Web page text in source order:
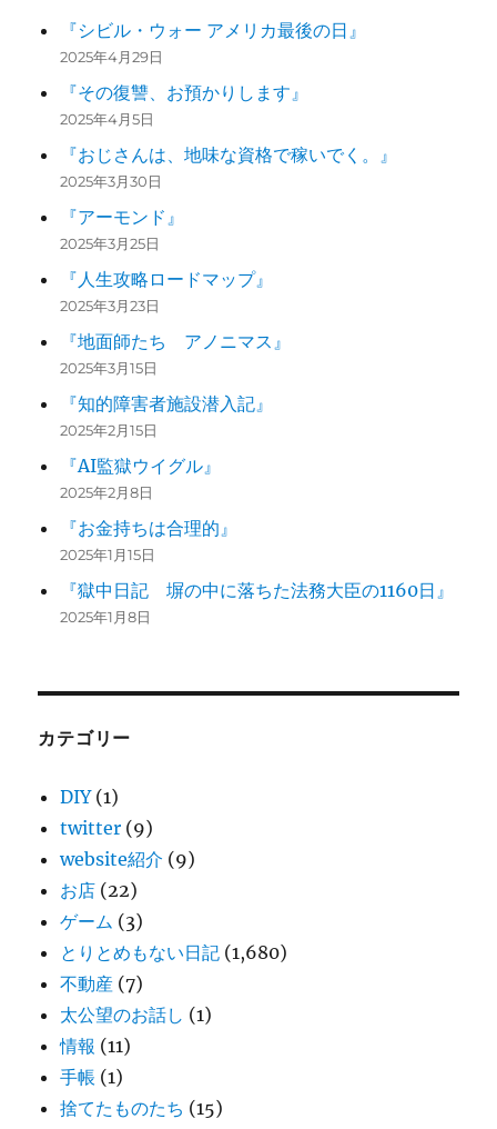
『シビル・ウォー アメリカ最後の日』
2025年4月29日
『その復讐、お預かりします』
2025年4月5日
『おじさんは、地味な資格で稼いでく。』
2025年3月30日
『アーモンド』
2025年3月25日
『人生攻略ロードマップ』
2025年3月23日
『地面師たち アノニマス』
2025年3月15日
『知的障害者施設潜入記』
2025年2月15日
『AI監獄ウイグル』
2025年2月8日
『お金持ちは合理的』
2025年1月15日
『獄中日記 塀の中に落ちた法務大臣の1160日』
2025年1月8日
カテゴリー
DIY(1)
twitter (9)
website紹介 (9)
お店 (22)
ゲーム (3)
とりとめもない日記 (1,680)
不動産 (7)
太公望のお話し (1)
情報 (11)
手帳 (1)
捨てたものたち (15)